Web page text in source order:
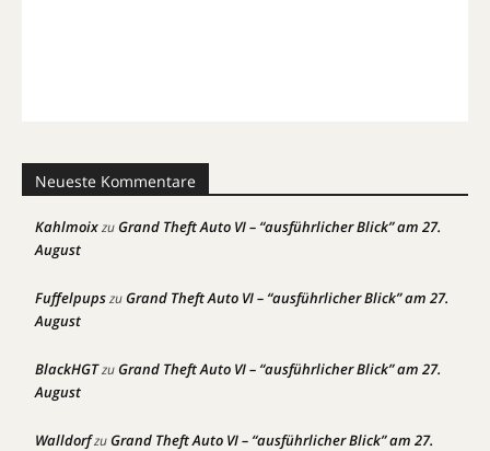
Neueste Kommentare
KahlmoixzuGrand Theft Auto VI – “ausführlicher Blick” am 27.
August
FuffelpupszuGrand Theft Auto VI – “ausführlicher Blick” am 27.
August
BlackHGTzuGrand Theft Auto VI – “ausführlicher Blick” am 27.
August
WalldorfzuGrand Theft Auto VI – “ausführlicher Blick” am 27.